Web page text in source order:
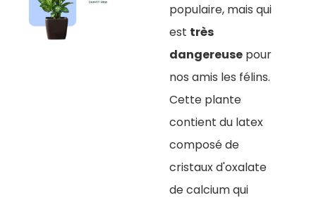
populaire, mais qui
est très
dangereuse pour
nos amis les félins.
Cette plante
contient du latex
composé de
cristaux d'oxalate
de calcium qui